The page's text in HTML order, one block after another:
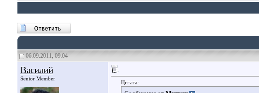
06.09.2011, 09:04
Василий
Senior Member
Цитата: